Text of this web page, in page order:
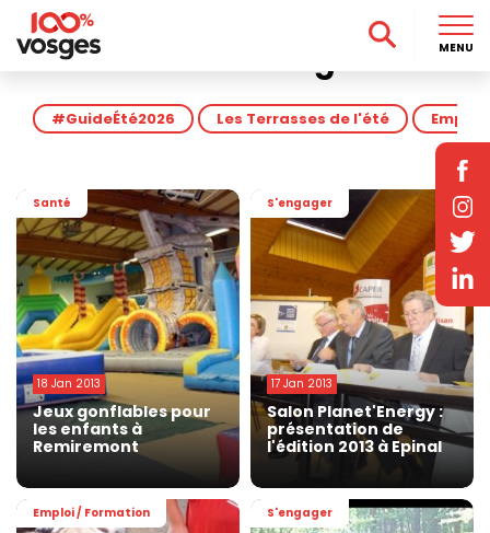
Accueil>
Actu dans les Vosges
#GuideÉté2026 Les Terrasses de l'été
Santé
18 Jan 2013
Jeux gonflables pour
les enfants à
Remiremont
S'engager
17 Jan 2013
Salon Planet'Energy :
présentation de
l'édition 2013 à Epinal
Emploi / Formation S'engager
MENU